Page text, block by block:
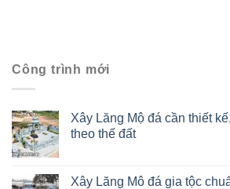
Công trình mới
Xây Lăng Mộ đá cần thiết
theo thế đất
Xây Lăng Mô đá gia tộc